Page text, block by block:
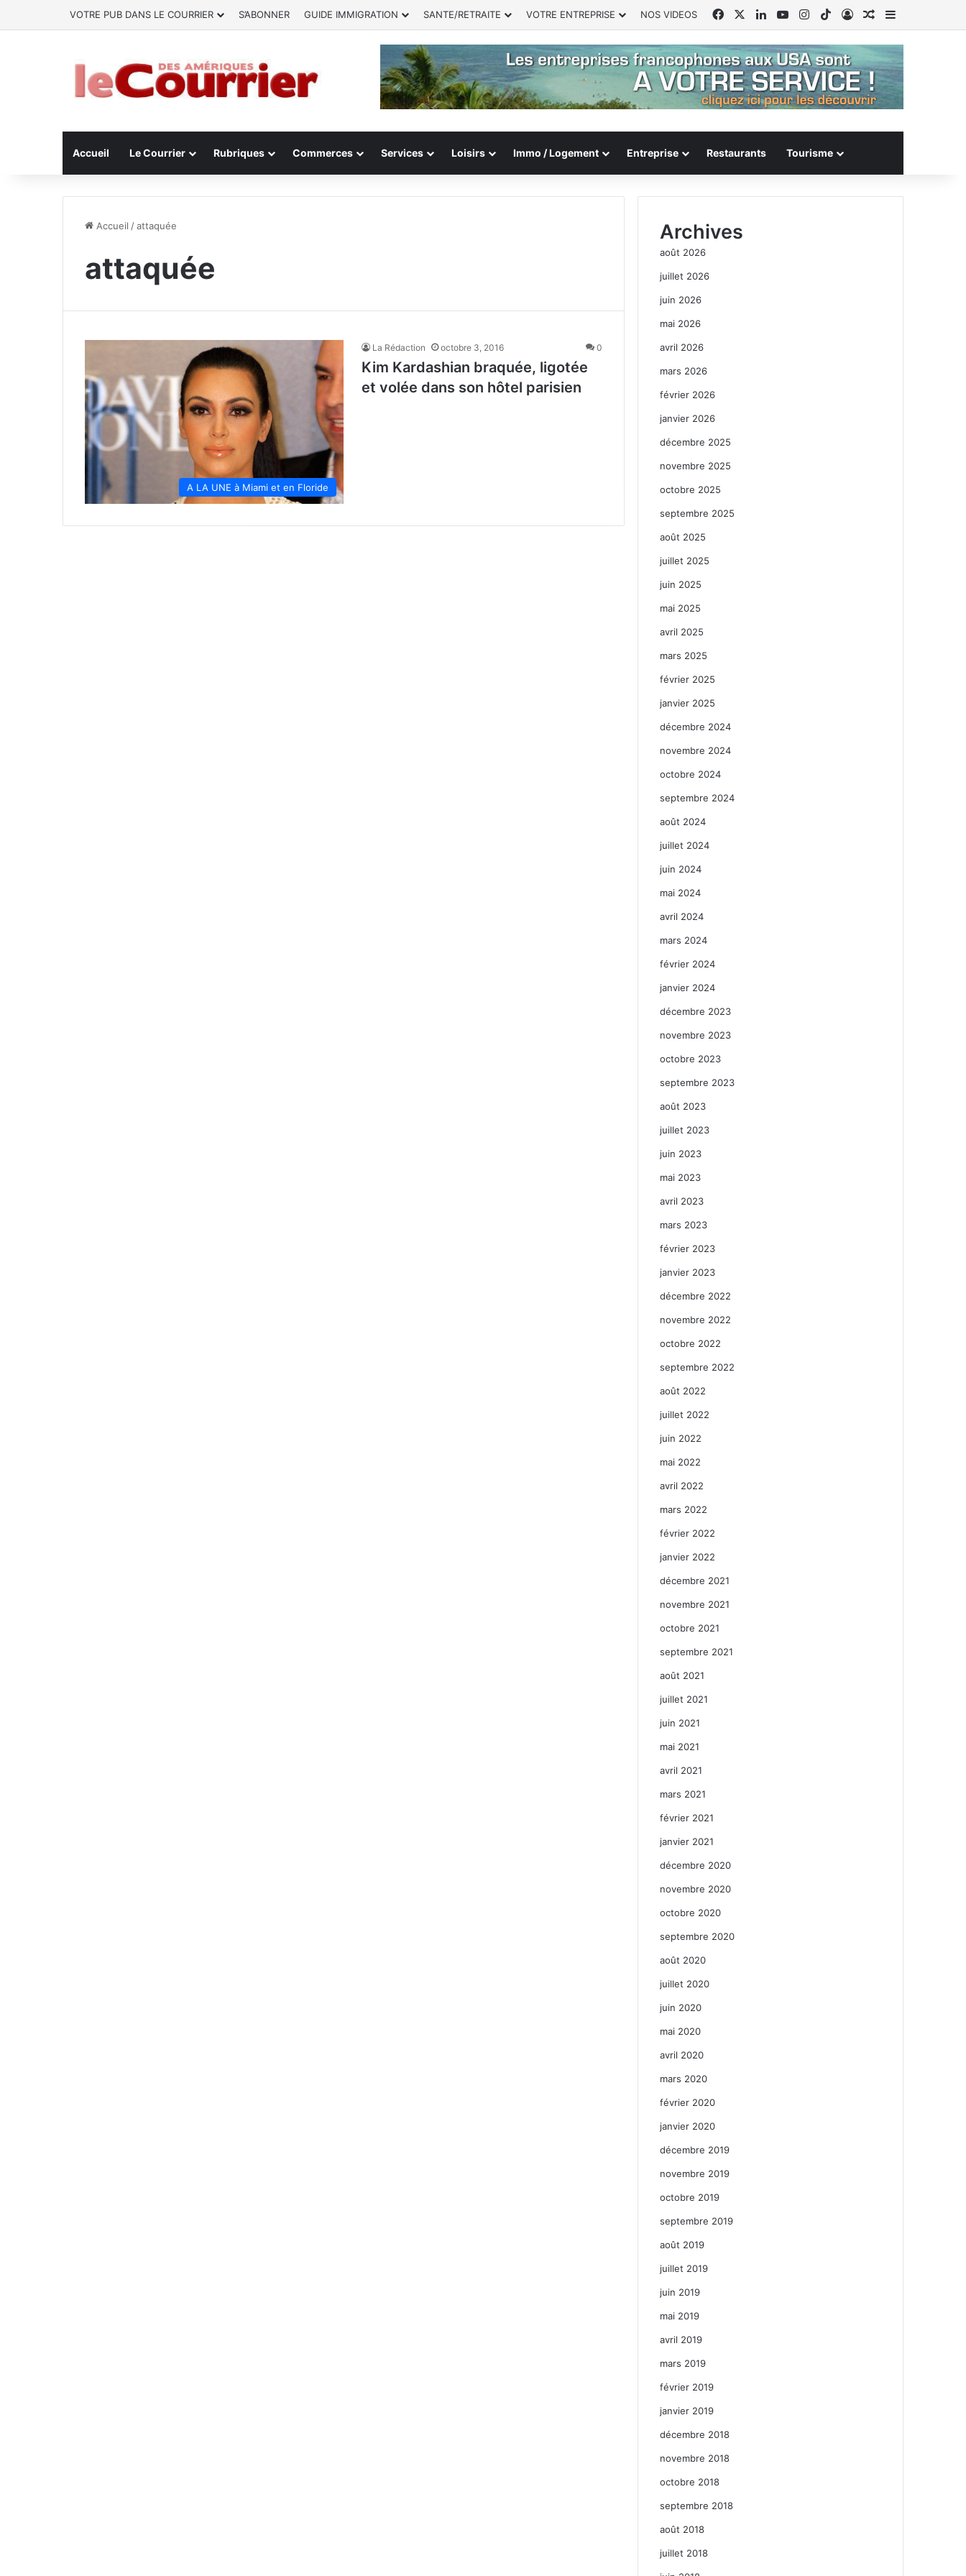
VOTRE PUB DANS LE COURRIER S’ABONNER GUIDE IMMIGRATION SANTE/RETRAITE VOTRE ENTREPRISE NOS VIDEOS FacebookLinkedinYouTubeInstagram
TikTokConnexion
Article Aléatoire
Sidebar
Accueil Le Courrier Rubriques Commerces Services Loisirs Immo / Logement Entreprise Restaurants Tourisme
Accueil /attaquée
attaquée
A LA UNE à Miami et en Floride
La Rédaction octobre 3, 2016 0
Kim Kardashian braquée, ligotée
et volée dans son hôtel parisien
Archives
août 2026
juillet 2026
juin 2026
mai 2026
avril 2026
mars 2026
février 2026
janvier 2026
décembre 2025
novembre 2025
octobre 2025
septembre 2025
août 2025
juillet 2025
juin 2025
mai 2025
avril 2025
mars 2025
février 2025
janvier 2025
décembre 2024
novembre 2024
octobre 2024
septembre 2024
août 2024
juillet 2024
juin 2024
mai 2024
avril 2024
mars 2024
février 2024
janvier 2024
décembre 2023
novembre 2023
octobre 2023
septembre 2023
août 2023
juillet 2023
juin 2023
mai 2023
avril 2023
mars 2023
février 2023
janvier 2023
décembre 2022
novembre 2022
octobre 2022
septembre 2022
août 2022
juillet 2022
juin 2022
mai 2022
avril 2022
mars 2022
février 2022
janvier 2022
décembre 2021
novembre 2021
octobre 2021
septembre 2021
août 2021
juillet 2021
juin 2021
mai 2021
avril 2021
mars 2021
février 2021
janvier 2021
décembre 2020
novembre 2020
octobre 2020
septembre 2020
août 2020
juillet 2020
juin 2020
mai 2020
avril 2020
mars 2020
février 2020
janvier 2020
décembre 2019
novembre 2019
octobre 2019
septembre 2019
août 2019
juillet 2019
juin 2019
mai 2019
avril 2019
mars 2019
février 2019
janvier 2019
décembre 2018
novembre 2018
octobre 2018
septembre 2018
août 2018
juillet 2018